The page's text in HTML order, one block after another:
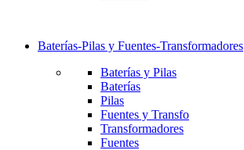
Baterías-Pilas y Fuentes-Transformadores
Baterías y Pilas
Baterías
Pilas
Fuentes y Transfo
Transformadores
Fuentes